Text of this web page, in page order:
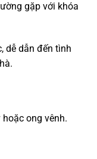
gặp với khóa
dễ dẫn đến tình
ong vênh.